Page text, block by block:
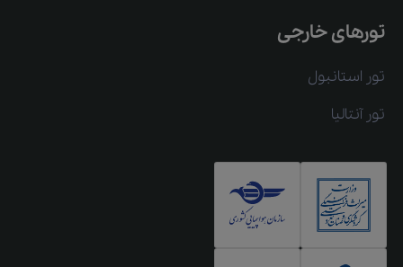
تورهای خارجی
تور استانبول
تور آنتالیا